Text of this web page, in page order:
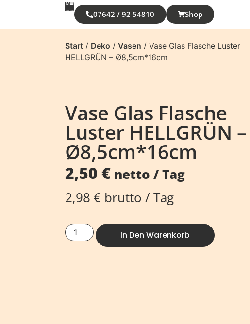
07642 / 92 54810 Shop
Start / Deko /Vasen / Vase Glas Flasche Luster
HELLGRÜN – Ø8,5cm*16cm
Vase Glas Flasche
Luster HELLGRÜN –
Ø8,5cm*16cm
2,50€ netto / Tag
2,98€ brutto / Tag
In Den Warenkorb